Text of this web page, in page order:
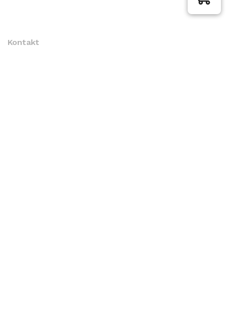
Kontakt